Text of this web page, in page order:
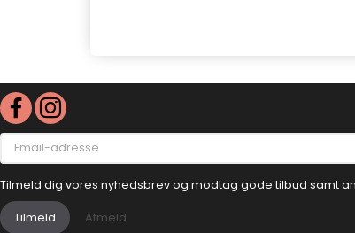
Email-
adresse
Tilmeld dig vores nyhedsbrev og modtag gode tilbud samt
Tilmeld Afmeld